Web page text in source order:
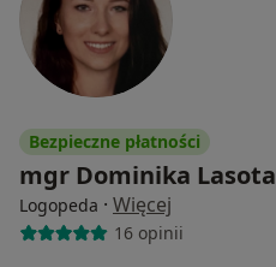
Bezpieczne płatności
mgr Dominika Lasota
Logopeda · Więcej
16 opinii